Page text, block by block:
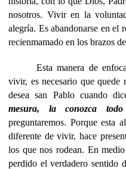
nosotros. Vivir en la
alegría. Es abandonarse en el
recienmamado en los brazos
Esta manera de
vivir, es necesario que quede
desea san Pablo cuando
mesura, la conozca
preguntaremos. Porque esta
diferente de vivir, hace
los que nos rodean. En
perdido el verdadero sentido